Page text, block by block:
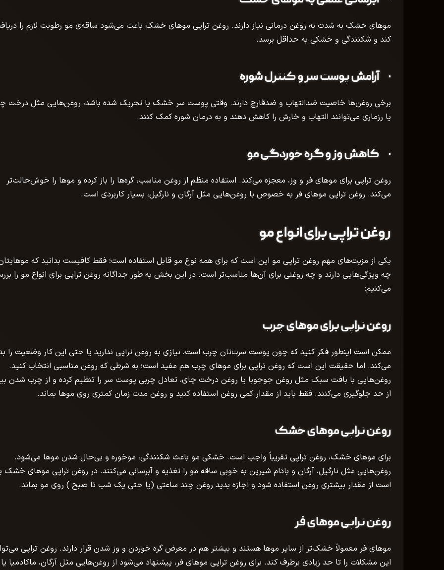
موهای خشک به شدت به روغن‌ درمانی نیاز دارند. روغن تراپی موهای خشک باعث می‌شود ساقه‌ی مو رطوبت لازم را
کند و شکنندگی و خشکی به حداقل برسد.
· آرامش پوست سر و کنترل شوره
برخی روغن‌ها خاصیت ضدالتهاب و ضدقارچ دارند. وقتی پوست سر خشک یا تحریک شده باشد، روغن‌هایی مثل درخت
یا رزماری می‌توانند التهاب و خارش را کاهش دهند و به درمان شوره کمک کنند‌.
· کاهش وز و گره خوردگی مو
روغن تراپی برای موهای فر و وز، معجزه می‌کند. استفاده منظم از روغن مناسب، گره‌ها را باز کرده و موها را خوش‌حالت‌تر
می‌کند. روغن تراپی موهای فر به‌ خصوص با روغن‌هایی مثل آرگان و نارگیل، بسیار کاربردی است.
روغن تراپی برای انواع مو
یکی از مزیت‌های مهم روغن تراپی مو این است که برای همه نوع مو قابل استفاده‌ است؛ فقط کافیست بدانید که
چه ویژگی‌هایی دارند و چه روغنی برای آن‌ها مناسب‌تر است. در این بخش به طور جداگانه روغن تراپی برای انواع مو را
می‌کنیم:
روغن تراپی برای موهای چرب
ممکن است اینطور فکر کنید که چون پوست سرت‌تان چرب است، نیازی به روغن تراپی ندارید یا حتی این کار وضعیت را
می‌کند. اما حقیقت این است که روغن تراپی برای موهای چرب هم مفید است؛ به شرطی که روغن مناسبی انتخاب کنید.
روغن‌هایی با بافت سبک مثل روغن جوجوبا یا روغن درخت چای، تعادل چربی پوست سر را تنظیم کرده و از چرب شدن
از حد جلوگیری می‌کنند. فقط باید از مقدار کمی روغن استفاده کنید و روغن مدت زمان کمتری روی موها بماند.
روغن تراپی موهای خشک
برای موهای خشک، روغن تراپی تقریباً واجب است. خشکی مو باعث شکنندگی، موخوره و بی‌حال شدن موها می‌شود.
روغن‌هایی مثل نارگیل، آرگان و بادام شیرین به ‌خوبی ساقه مو را تغذیه و آبرسانی می‌کنند. در روغن تراپی موهای خشک
است از مقدار بیشتری روغن استفاده شود و اجازه بدید روغن چند ساعتی (یا حتی یک شب تا صبح ) روی مو بماند.
روغن تراپی موهای فر
موهای فر معمولاً خشک‌تر از سایر موها هستند و بیشتر هم در معرض گره خوردن و وز شدن قرار دارند. روغن تراپی
این مشکلات را تا حد زیادی برطرف کند. برای روغن تراپی موهای فر، پیشنهاد می‌شود از روغن‌هایی مثل آرگان، ماکادمیا یا